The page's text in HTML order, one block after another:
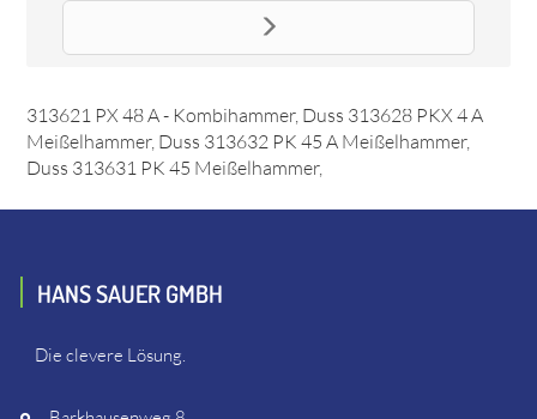
Das Ersatzteil "V-Ring" online bestellen. Es passt unter
313621 PX 48 A - Kombihammer, Duss 313628 PKX 4 A
Meißelhammer, Duss 313632 PK 45 A Meißelhammer,
Duss 313631 PK 45 Meißelhammer,
HANS SAUER GMBH
Die clevere Lösung.